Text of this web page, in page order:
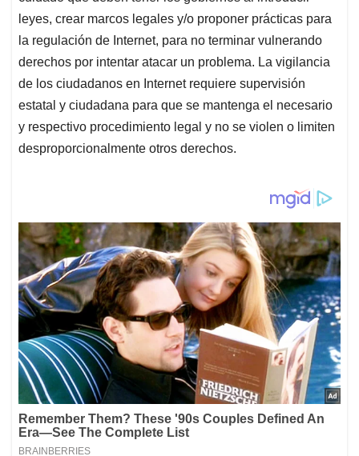
leyes, crear marcos legales y/o proponer prácticas para
la regulación de Internet, para no terminar vulnerando
derechos por intentar atacar un problema. La vigilancia
de los ciudadanos en Internet requiere supervisión
estatal y ciudadana para que se mantenga el necesario
y respectivo procedimiento legal y no se violen o limiten
desproporcionalmente otros derechos.